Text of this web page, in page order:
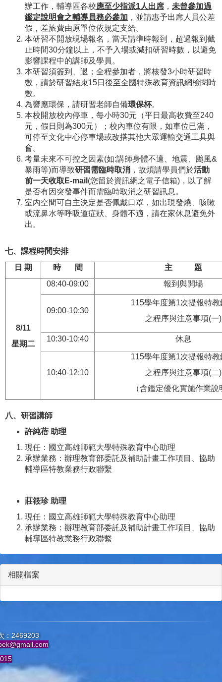
辦工作，輔導區各校應至少指派1人出席 ， 未曾參加過
鑑定說明會之輔導員務必參加 ，並請惠予出席人員公差
假，差旅費由原單位依規定支給。
本研習不開放現場報名，當天請準時報到，超過報到截
止時間30分鐘以上，不予入場或減扣研習時數，以避免
影響課程中的講師及學員。
本研習須簽到、退；全程參加者，將核發3小時研習時
數，請於研習結束15日後至全國特殊教育資訊網檢閱時
數。
為響應環保，請研習老師自備環保杯。
本校開放校內停車，每小時30元（平日最高收費至240
元，假日則為300元）；校內車位有限，如車位已滿，
可停至文化中心停車場或改搭其他大眾運輸交通工具與
會。
考量未來不可控之因素(如:講師身體不適、地震、颱風&
暴雨等)而導致研習需臨時取消 ，故煩請學員們於活動
前一天收取 E-mail (您留於資訊網之電子信箱)，以了解
是否有因突發事件而需臨時取消之研習訊息。
室內空間可自主決定是否佩戴口罩，如出現發燒、咳嗽
或流鼻水等呼吸道症狀、身體不適，請在家休息避免外
出。
七、課程時間安排
日 期 時 間 主 題
8/11
星期二
08:40-09:00 報到與開場
09:00-10:30
115學年度第1次提報特教
之程序與注意事項(一)
10:30-10:40 休息
10:40-12:10
115學年度第1次提報特教
之程序與注意事項(二)
（含鑑定優化實施作業說
八、研習講師
許純蓓 助理
現任：國立高雄師範大學特殊教育中心助理
承辦業務：辦理教育部委託及補助計畫工作項目、協助
輔導區特教業務行政聯繫
莊筱珍 助理
現任：國立高雄師範大學特殊教育中心助理
承辦業務：辦理教育部委託及補助計畫工作項目、協助
輔導區特教業務行政聯繫
相關檔案
：2469203